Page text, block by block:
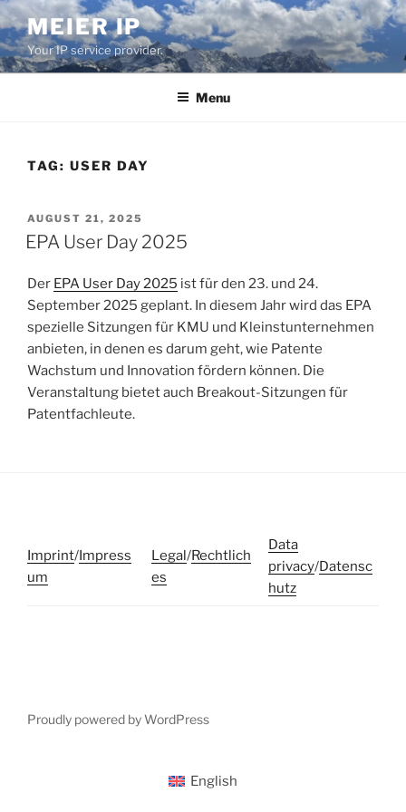
Skip
to
content
MEIER IP
Your IP service provider.
Menu
TAG: USER DAY
POSTED
ON
AUGUST 21, 2025
EPA User Day 2025
Der EPA User Day 2025 ist für den 23. und 24.
September 2025 geplant. In diesem Jahr wird das EPA
spezielle Sitzungen für KMU und Kleinstunternehmen
anbieten, in denen es darum geht, wie Patente
Wachstum und Innovation fördern können. Die
Veranstaltung bietet auch Breakout-Sitzungen für
Patentfachleute.
Imprint/Impress
um
Legal/Rechtlich
es
Data
privacy/Datensc
hutz
Proudly powered by WordPress
English